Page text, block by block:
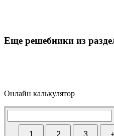
Еще решебники из
Онлайн калькулятор